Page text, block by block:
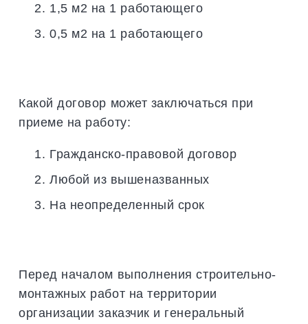
1,5 м2 на 1 работающего
0,5 м2 на 1 работающего
Какой договор может заключаться при
приеме на работу:
Гражданско-правовой договор
Любой из вышеназванных
На неопределенный срок
Перед началом выполнения строительно-
монтажных работ на территории
организации заказчик и генеральный